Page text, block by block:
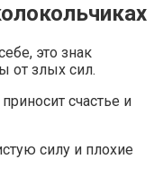
это знак
от злых сил.
счастье и
силу и плохие